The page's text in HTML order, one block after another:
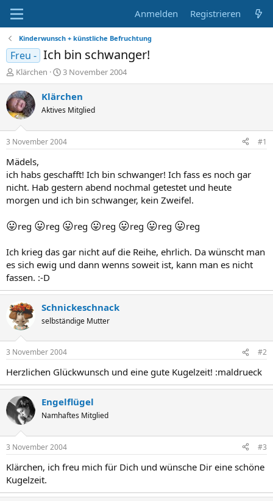
Anmelden Registrieren
Kinderwunsch + künstliche Befruchtung
Freu - Ich bin schwanger!
E
r
s
t
e
l
e
r
Klärchen
E
r
s
e
t
m
3 November 2004
Klärchen
Aktives Mitglied
3 November 2004 #1
Mädels,
ich habs geschafft! Ich bin schwanger! Ich fass es noch gar
nicht. Hab gestern abend nochmal getestet und heute
morgen und ich bin schwanger, kein Zweifel.
😛reg 😛reg 😛reg 😛reg 😛reg 😛reg 😛reg
Ich krieg das gar nicht auf die Reihe, ehrlich. Da wünscht man
es sich ewig und dann wenns soweit ist, kann man es nicht
fassen. :-D
Schnickeschnack
selbständige Mutter
3 November 2004 #2
Herzlichen Glückwunsch und eine gute Kugelzeit! :maldrueck
Engelflügel
Namhaftes Mitglied
3 November 2004 #3
Klärchen, ich freu mich für Dich und wünsche Dir eine schöne
Kugelzeit.